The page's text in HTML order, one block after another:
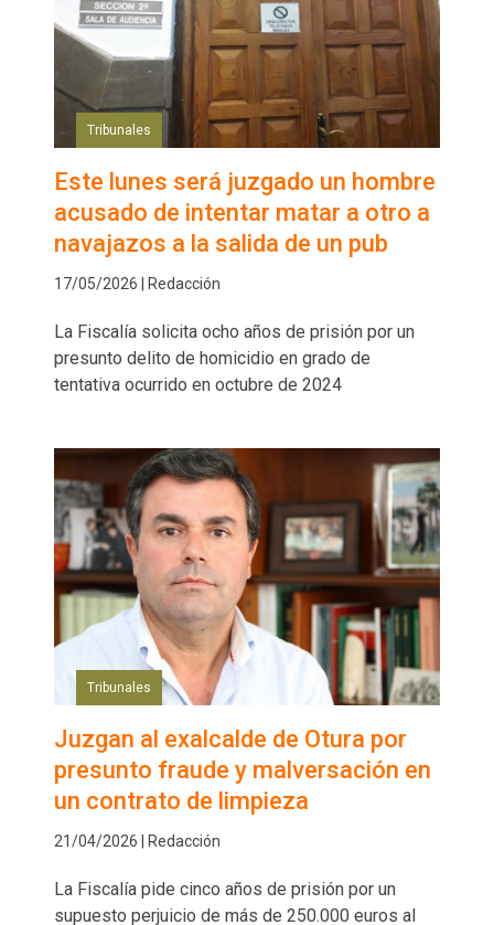
Tribunales
Este lunes será juzgado un hombre
acusado de intentar matar a otro a
navajazos a la salida de un pub
17/05/2026 | Redacción
La Fiscalía solicita ocho años de prisión por un
presunto delito de homicidio en grado de
tentativa ocurrido en octubre de 2024
Tribunales
Juzgan al exalcalde de Otura por
presunto fraude y malversación en
un contrato de limpieza
21/04/2026 | Redacción
La Fiscalía pide cinco años de prisión por un
supuesto perjuicio de más de 250.000 euros al